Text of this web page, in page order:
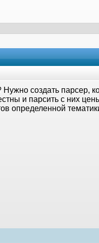
создать парсер,
и парсить с них
определенной